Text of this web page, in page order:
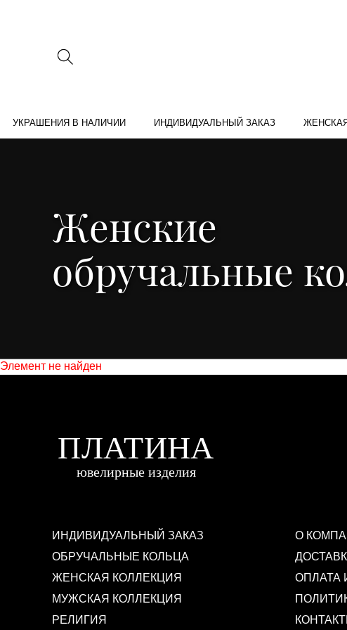
УКРАШЕНИЯ В НАЛИЧИИ ИНДИВИДУАЛЬНЫЙ ЗАКАЗ
Женские
обручальные
Элемент не найден
ИНДИВИДУАЛЬНЫЙ ЗАКАЗ
ОБРУЧАЛЬНЫЕ КОЛЬЦА
ЖЕНСКАЯ КОЛЛЕКЦИЯ
МУЖСКАЯ КОЛЛЕКЦИЯ
РЕЛИГИЯ
О
ОПЛАТА